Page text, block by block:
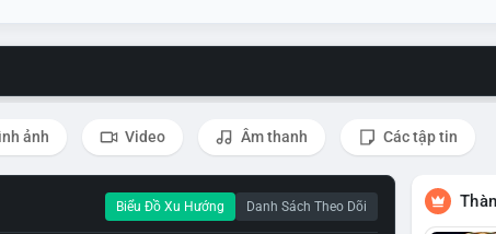
ảnh Video Âm thanh Các tập tin
Biểu Đồ Xu Hướng Danh Sách Theo Dõi